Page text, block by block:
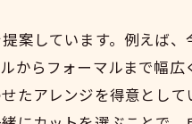
案しています。例えば、
からフォーマルまで幅広
たアレンジを得意として